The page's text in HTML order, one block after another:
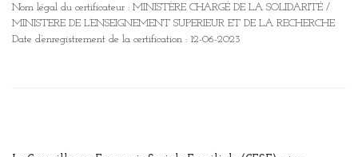
Nom légal du certificateur : MINISTÈRE CHARGÉ DE LA SOLIDARITÉ /
MINISTERE DE L’ENSEIGNEMENT SUPERIEUR ET DE LA RECHERCHE
Date d’enregistrement de la certification : 12-06-2023